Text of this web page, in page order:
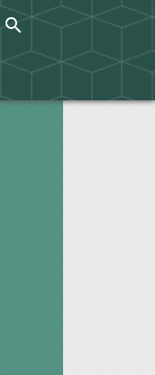
search